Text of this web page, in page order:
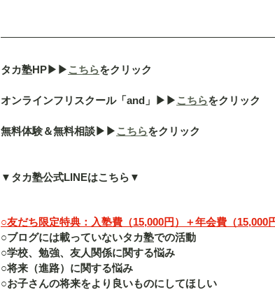
タカ塾HP▶︎▶︎こちらをクリック
オンラインフリスクール「and」▶︎▶︎こちらをクリック
無料体験＆無料相談▶︎▶︎こちらをクリック
▼タカ塾公式LINEはこちら▼
○友だち限定特典：入塾費（15,000円）＋年会費（15,000
○ブログには載っていないタカ塾での活動
○学校、勉強、友人関係に関する悩み
○将来（進路）に関する悩み
○お子さんの将来をより良いものにしてほしい